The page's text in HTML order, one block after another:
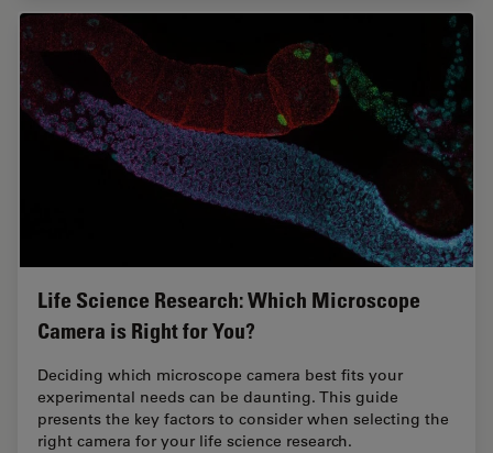
Life Science Research: Which Microscope
Camera is Right for You?
Deciding which microscope camera best fits your
experimental needs can be daunting. This guide
presents the key factors to consider when selecting the
right camera for your life science research.